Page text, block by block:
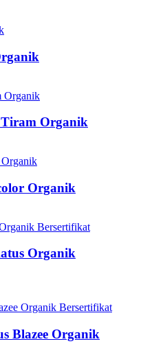
Organik
Organik
Organik
Blazee Organik